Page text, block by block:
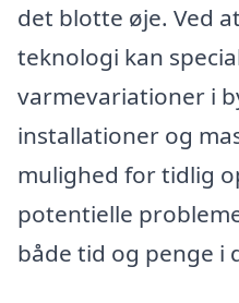
det blotte øje. Ved
teknologi kan
varmevariationer i
installationer og
mulighed for tidlig
potentielle
både tid og penge i